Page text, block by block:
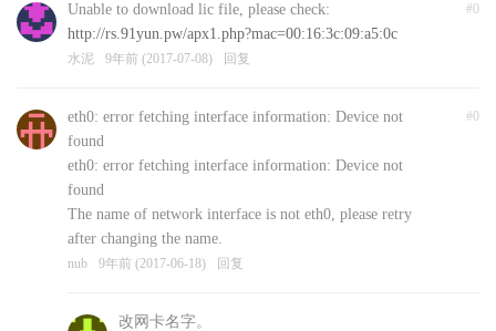
#0
Unable to download lic file, please check:
http://rs.91yun.pw/apx1.php?mac=00:16:3c:09:a5:0c
水泥 9年前 (2017-07-08) 回复
#0
eth0: error fetching interface information: Device not
found
eth0: error fetching interface information: Device not
found
The name of network interface is not eth0, please retry
after changing the name.
nub 9年前 (2017-06-18) 回复
改网卡名字。